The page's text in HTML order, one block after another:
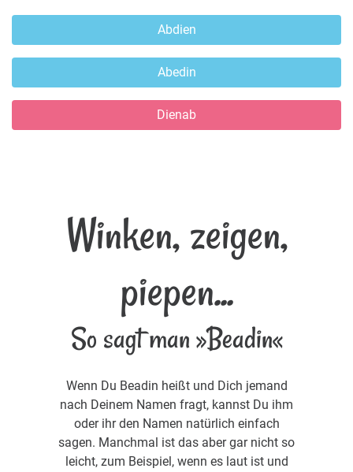
Abdien
Abedin
Dienab
Winken, zeigen,
piepen...
So sagt man »Beadin«
Wenn Du Beadin heißt und Dich jemand
nach Deinem Namen fragt, kannst Du ihm
oder ihr den Namen natürlich einfach
sagen. Manchmal ist das aber gar nicht so
leicht, zum Beispiel, wenn es laut ist und